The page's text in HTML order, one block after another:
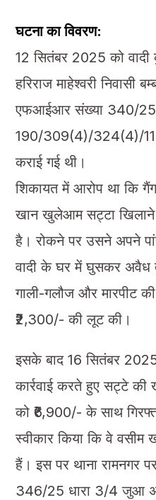
घटना का विवरण:
12 सितंबर 2025 को वादी
हरिराज माहेश्वरी निवासी
एफआईआर संख्या 340/25
190/309(4)/324(4)/
कराई गई थी।
शिकायत में आरोप था कि
खान खुलेआम सट्टा खिलाने
है। रोकने पर उसने अपने
वादी के घर में घुसकर अवैध
गाली-गलौज और मारपीट
₹2,300/- की लूट की।
इसके बाद 16 सितंबर 2025
कार्रवाई करते हुए सट्टे की
को ₹6,900/- के साथ
स्वीकार किया कि वे वसीम
हैं। इस पर थाना रामनगर
346/25 धारा 3/4 जुआ